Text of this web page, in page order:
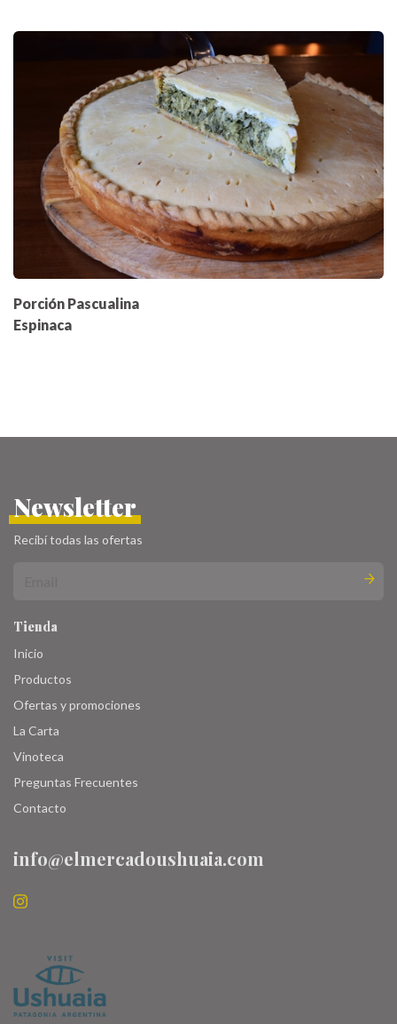
Porción Pascualina
Espinaca
Newsletter
Recibí todas las ofertas
Tienda
Inicio
Productos
Ofertas y promociones
La Carta
Vinoteca
Preguntas Frecuentes
Contacto
info@elmercadoushuaia.com